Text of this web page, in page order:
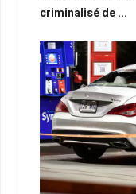
criminalisé de ...